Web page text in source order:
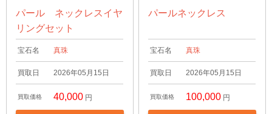
パール ネックレスイヤ
リングセット
宝石名 真珠
買取日 2026年05月15日
買取価格 40,000 円
パールネックレス
宝石名 真珠
買取日 2026年05月15日
買取価格 100,000 円